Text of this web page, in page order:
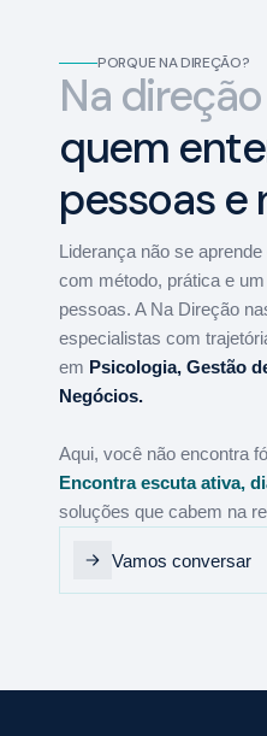
PORQUE NA DIREÇÃO?
Na
quem
pessoas e
Liderança não se
com método, prática e
pessoas. A Na Direção
especialistas com
em Psicologia, Gestão
Negócios.
Aqui, você não encontra
Encontraescuta ativa,
soluções que cabem na
Vamos conversar